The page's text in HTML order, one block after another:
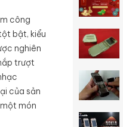
công
bật, kiểu
nghiên
trượt
của sản
món